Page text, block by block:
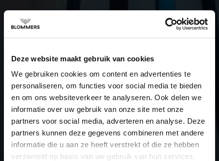
Deze website maakt gebruik van cookies
We gebruiken cookies om content en advertenties te
personaliseren, om functies voor social media te bieden
en om ons websiteverkeer te analyseren. Ook delen we
informatie over uw gebruik van onze site met onze
partners voor social media, adverteren en analyse. Deze
partners kunnen deze gegevens combineren met andere
informatie die u aan ze heeft verstrekt of die ze hebben
verzameld op basis van uw gebruik van hun services.